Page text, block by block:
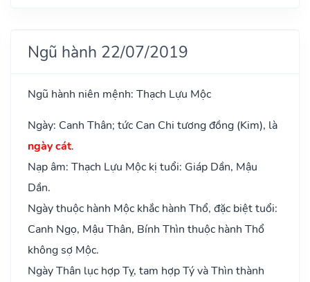
Ngũ hành 22/07/2019
Ngũ hành niên mệnh: Thạch Lựu Mộc
Ngày: Canh Thân; tức Can Chi tương đồng (Kim), là
ngày cát.
Nạp âm: Thạch Lựu Mộc kị tuổi: Giáp Dần, Mậu
Dần.
Ngày thuộc hành Mộc khắc hành Thổ, đặc biệt tuổi:
Canh Ngọ, Mậu Thân, Bính Thìn thuộc hành Thổ
không sợ Mộc.
Ngày Thân lục hợp Tỵ, tam hợp Tý và Thìn thành